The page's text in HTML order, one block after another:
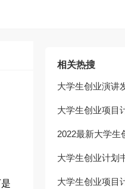
相关热搜
大学生创业演讲
大学生创业项目
2022最新大学生
大学生创业计划
大学生创业项目